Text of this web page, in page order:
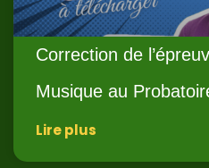
Correction de
Musique au
Lire plus